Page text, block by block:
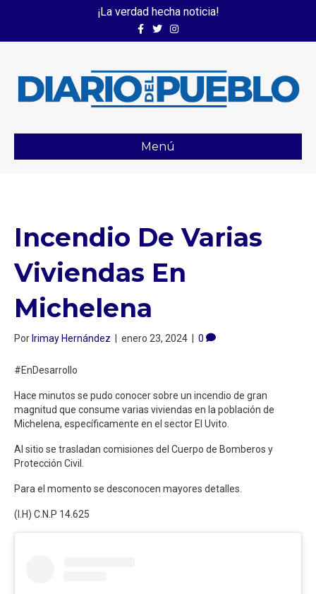
¡La verdad hecha noticia!
FacebookTwitterInstagram
Menú
Incendio De Varias
Viviendas En
Michelena
PorIrimay Hernández | enero 23, 2024 | 0
#EnDesarrollo
Hace minutos se pudo conocer sobre un incendio de gran
magnitud que consume varias viviendas en la población de
Michelena, específicamente en el sector El Uvito.
Al sitio se trasladan comisiones del Cuerpo de Bomberos y
Protección Civil.
Para el momento se desconocen mayores detalles.
(I.H) C.N.P 14.625